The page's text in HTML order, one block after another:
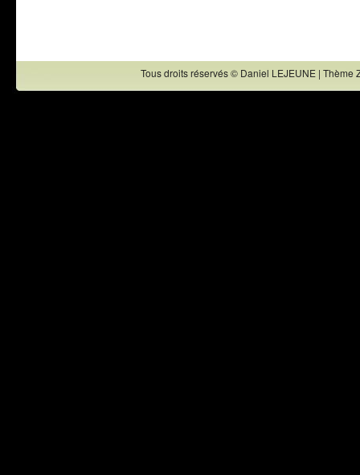
Tous droits réservés © Daniel LEJEUNE |